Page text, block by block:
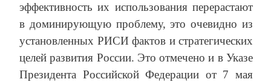
эффективность их использования перерастают
в доминирующую проблему, это очевидно из
установленных РИСИ фактов и стратегических
целей развития России. Это отмечено и в Указе
Президента Российской Федерации от 7 мая